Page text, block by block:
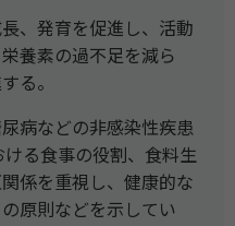
、発育を促進し、活動
養素の過不足を減ら
る。
病などの非感染性疾患
る食事の役割、食料生
係を重視し、健康的な
原則などを示してい